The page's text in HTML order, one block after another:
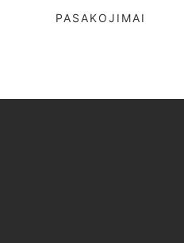
PASAKOJIMAI